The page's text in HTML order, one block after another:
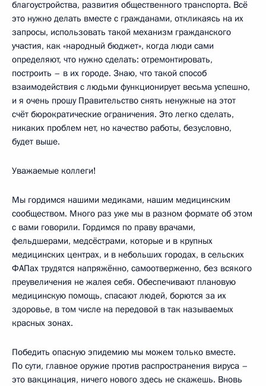
благоустройства, развития общественного транспорта. Всё
это нужно делать вместе с гражданами, откликаясь на их
запросы, использовать такой механизм гражданского
участия, как «народный бюджет», когда люди сами
определяют, что нужно сделать: отремонтировать,
построить – в их городе. Знаю, что такой способ
взаимодействия с людьми функционирует весьма успешно,
и я очень прошу Правительство снять ненужные на этот
счёт бюрократические ограничения. Это легко сделать,
никаких проблем нет, но качество работы, безусловно,
будет выше.
Уважаемые коллеги!
Мы гордимся нашими медиками, нашим медицинским
сообществом. Много раз уже мы в разном формате об этом
с вами говорили. Гордимся по праву врачами,
фельдшерами, медсёстрами, которые и в крупных
медицинских центрах, и в небольших городах, в сельских
ФАПах трудятся напряжённо, самоотверженно, без всякого
преувеличения не жалея себя. Обеспечивают плановую
медицинскую помощь, спасают людей, борются за их
здоровье, в том числе на передовой в так называемых
красных зонах.
Победить опасную эпидемию мы можем только вместе.
По сути, главное оружие против распространения вируса –
это вакцинация, ничего нового здесь не скажешь. Вновь